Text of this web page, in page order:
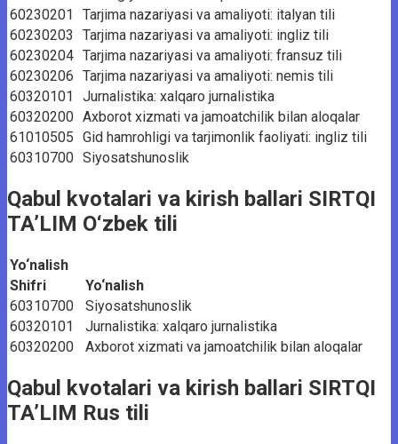
60230201
Tarjima nazariyasi va amaliyoti: italyan tili
60230203
Tarjima nazariyasi va amaliyoti: ingliz tili
60230204 Tarjima nazariyasi va amaliyoti: fransuz tili
60230206 Tarjima nazariyasi va amaliyoti: nemis tili
60320101
Jurnalistika: xalqaro jurnalistika
60320200 Axborot xizmati va jamoatchilik bilan aloqalar
61010505 Gid hamrohligi va tarjimonlik faoliyati: ingliz tili
60310700 Siyosatshunoslik
Qabul kvotalari va kirish ballari SIRTQI
TA’LIM O‘zbek tili
Yo‘nalish
Shifri
Yo‘nalish
60310700
Siyosatshunoslik
60320101
Jurnalistika: xalqaro jurnalistika
60320200
Axborot xizmati va jamoatchilik bilan aloqalar
Qabul kvotalari va kirish ballari SIRTQI
TA’LIM Rus tili